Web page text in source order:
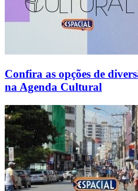
Confira as opções de
na Agenda Cultural